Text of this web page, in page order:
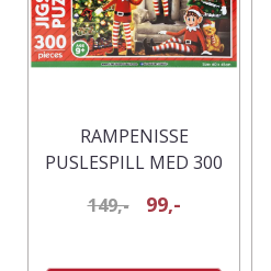
RAMPENISSE
PUSLESPILL MED 300
149,- 99,-